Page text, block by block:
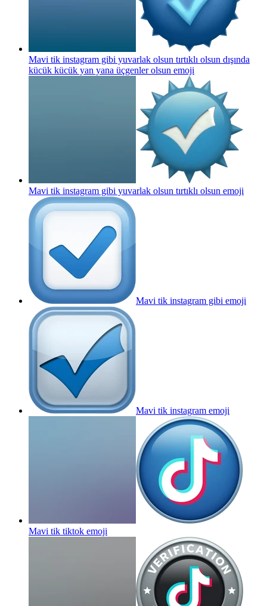
Mavi tik instagram gibi yuvarlak olsun tırtıklı olsun dışında
kücük kücük yan yana üçgenler olsun emoji
Mavi tik instagram gibi yuvarlak olsun tırtıklı olsun emoji
Mavi tik instagram gibi emoji
Mavi tik instagram emoji
Mavi tik tiktok emoji